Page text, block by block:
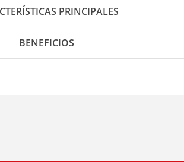
PRINCIPALES
BENEFICIOS